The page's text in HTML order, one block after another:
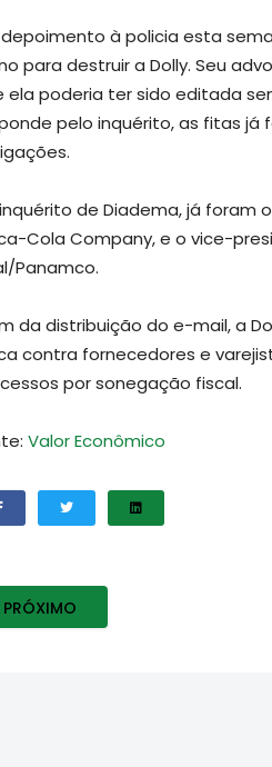
depoimento à policia esta
para destruir a Dolly. Seu
ela poderia ter sido editada
pelo inquérito, as fitas já
de Diadema, já foram
Cola Company, e o vice-
Panamco.
da distribuição do e-mail, a
contra fornecedores e
por sonegação fiscal.
Valor Econômico
PRÓXIMO ARTIGO: ISTOÉ - O CASO
PRÓXIMO